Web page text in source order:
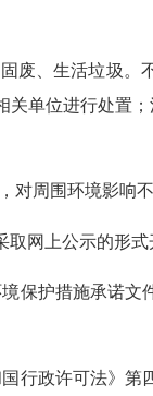
废、生活垃圾。
单位进行处置
对周围环境影响不
网上公示的形
保护措施承诺
行政许可法》